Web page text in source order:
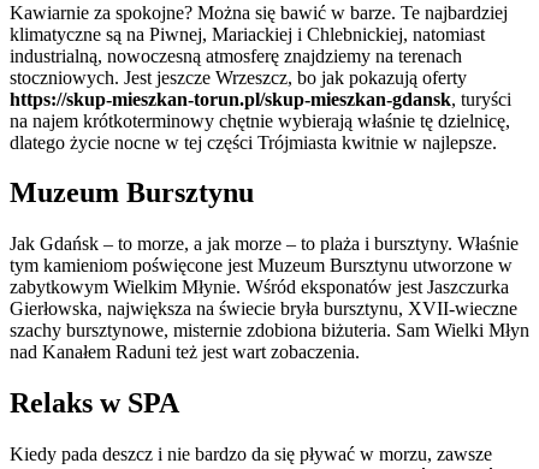
Kawiarnie za spokojne? Można się bawić w barze. Te najbardziej
klimatyczne są na Piwnej, Mariackiej i Chlebnickiej, natomiast
industrialną, nowoczesną atmosferę znajdziemy na terenach
stoczniowych. Jest jeszcze Wrzeszcz, bo jak pokazują oferty
https://skup-mieszkan-torun.pl/skup-mieszkan-gdansk, turyści
na najem krótkoterminowy chętnie wybierają właśnie tę dzielnicę,
dlatego życie nocne w tej części Trójmiasta kwitnie w najlepsze.
Muzeum Bursztynu
Jak Gdańsk – to morze, a jak morze – to plaża i bursztyny. Właśnie
tym kamieniom poświęcone jest Muzeum Bursztynu utworzone w
zabytkowym Wielkim Młynie. Wśród eksponatów jest Jaszczurka
Gierłowska, największa na świecie bryła bursztynu, XVII-wieczne
szachy bursztynowe, misternie zdobiona biżuteria. Sam Wielki Młyn
nad Kanałem Raduni też jest wart zobaczenia.
Relaks w SPA
Kiedy pada deszcz i nie bardzo da się pływać w morzu, zawsze